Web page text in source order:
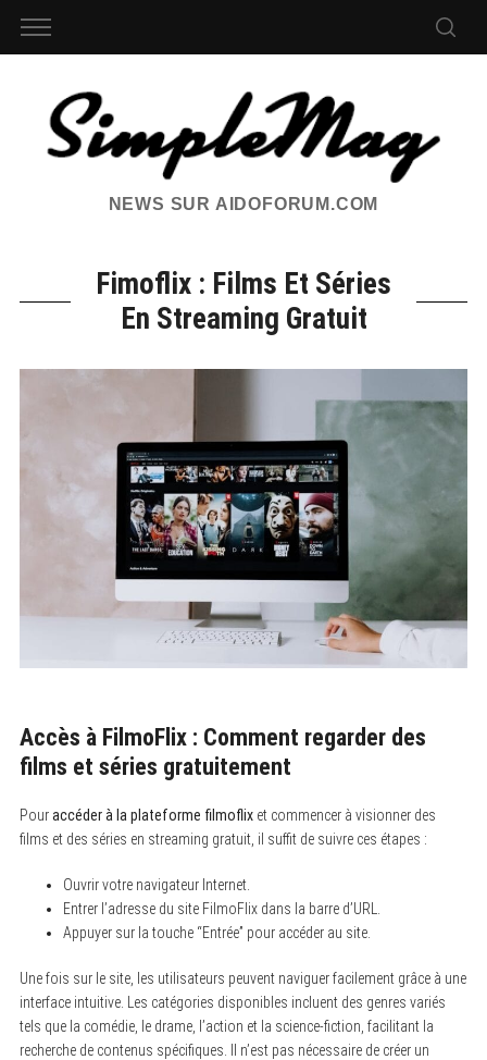
NEWS SUR AIDOFORUM.COM
Fimoflix : Films Et Séries
En Streaming Gratuit
Accès à FilmoFlix : Comment regarder des
films et séries gratuitement
Pouraccéder à la plateforme filmoflixet commencer à visionner des
films et des séries en streaming gratuit, il suffit de suivre ces étapes :
Ouvrir votre navigateur Internet.
Entrer l’adresse du site FilmoFlix dans la barre d’URL.
Appuyer sur la touche “Entrée” pour accéder au site.
Une fois sur le site, les utilisateurs peuvent naviguer facilement grâce à une
interface intuitive. Les catégories disponibles incluent des genres variés
tels que la comédie, le drame, l’action et la science-fiction, facilitant la
recherche de contenus spécifiques. Il n’est pas nécessaire de créer un